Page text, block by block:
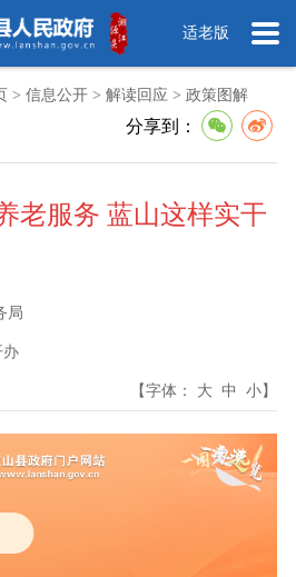
适老版
> 信息公开 > 解读回应 > 政策图解
分享到：
老服务 蓝山这样实干
局
办
【字体： 大 中 小】